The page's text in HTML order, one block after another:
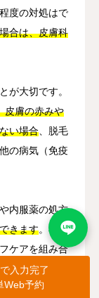
度の対処はで
合は、皮膚科
が大切です。
皮膚の赤みや
い場合、脱毛
の病気（免疫
内服薬の処方
きます。専門
ケアを組み合
し、生活の質
入力完了
Web予約